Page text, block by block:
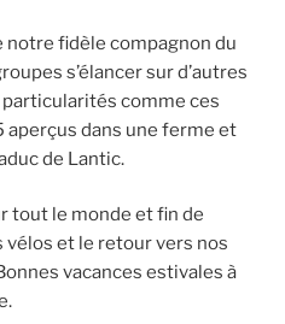
notre fidèle compagnon du
s’élancer sur d’autres
comme ces
dans une ferme et
de Lantic.
tout le monde et fin de
vélos et le retour vers nos
vacances estivales à